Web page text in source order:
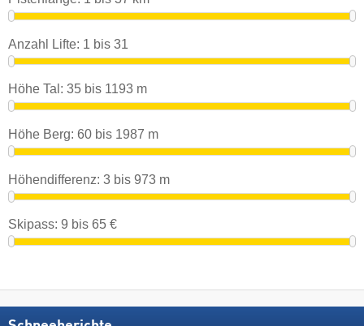
Anzahl Lifte: 1 bis 31
Höhe Tal: 35 bis 1193 m
Höhe Berg: 60 bis 1987 m
Höhendifferenz: 3 bis 973 m
Skipass: 9 bis 65 €